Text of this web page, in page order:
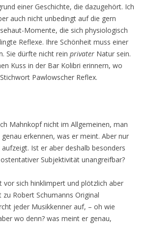
einer Geschichte, die dazugehört. Ich
auch nicht unbedingt auf die gern
Momente, die sich physiologisch
Reflexe. Ihre Schönheit muss einer
Sie dürfte nicht rein privater Natur sein.
Kuss in der Bar Kolibri erinnern, wo
Pawlowscher Reflex.
Mahnkopf nicht im Allgemeinen, man
erkennen, was er meint. Aber nur
Ist er aber deshalb besonders
Subjektivität unangreifbar?
vor sich hinklimpert und plötzlich aber
Robert Schumanns Original
jeder Musikkenner auf, – oh wie
wo denn? was meint er genau,